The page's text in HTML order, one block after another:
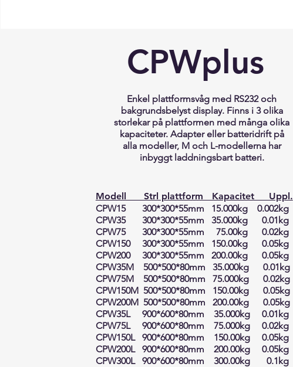
CPWplus
Enkel plattformsvåg med RS232 och
bakgrundsbelyst display. Finns i 3 olika
storlekar på plattformen med många olika
kapaciteter. Adapter eller batteridrift på
alla modeller, M och L-modellerna har
inbyggt laddningsbart batteri.
Modell Strl plattform Kapacitet Uppl.
CPW15 300*300*55mm 15.000kg 0.002kg
CPW35 300*300*55mm 35.000kg 0.01kg
CPW75 300*300*55mm 75.00kg 0.02kg
CPW150 300*300*55mm 150.00kg 0.05kg
CPW200 300*300*55mm 200.00kg 0.05kg
CPW35M 500*500*80mm 35.000kg 0.01kg
CPW75M 500*500*80mm 75.000kg 0.02kg
CPW150M500*500*80mm 150.00kg 0.05kg
CPW200M 500*500*80mm 200.00kg 0.05kg
CPW35L 900*600*80mm 35.000kg 0.01kg
CPW75L 900*600*80mm 75.000kg 0.02kg
CPW150L 900*600*80mm 150.00kg 0.05kg
CPW200L
900*600*80mm 200.00kg 0.05kg
CPW300L
900*600*80mm 300.00kg 0.1kg